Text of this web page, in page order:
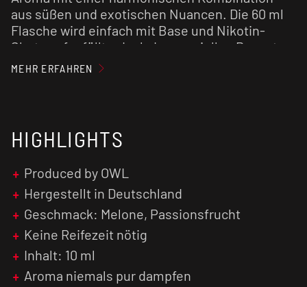
aus süßen und exotischen Nuancen. Die 60 ml
Flasche wird einfach mit Base und Nikotin-
Shots aufgefüllt – dank der speziellen Rezeptur
ist keine Reifezeit erforderlich. Nach dem
Genießen Sie ein hochwertiges OWL Salt
Aroma, das fruchtige Vielfalt mit einfacher
Achtung: Aroma niemals pur dampfen! Nur zum
Mischen geeignet.
MEHR ERFAHREN
HIGHLIGHTS
Produced by OWL
Hergestellt in Deutschland
Geschmack: Melone, Passionsfrucht
Keine Reifezeit nötig
Inhalt: 10 ml
Aroma niemals pur dampfen